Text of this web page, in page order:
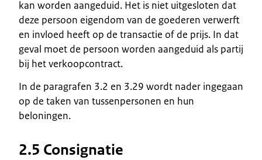
kan worden aangeduid. Het is niet uitgesloten dat
deze persoon eigendom van de goederen verwerft
en invloed heeft op de transactie of de prijs. In dat
geval moet de persoon worden aangeduid als partij
bij het verkoopcontract.
In de paragrafen 3.2 en 3.29 wordt nader ingegaan
op de taken van tussenpersonen en hun
beloningen.
2.5 Consignatie